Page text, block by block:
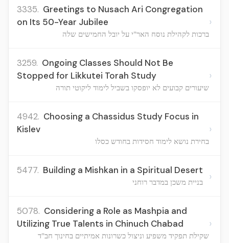
3335. Greetings to Nusach Ari Congregation
on Its 50-Year Jubilee
ברכות לקהילת נוסח האר"י על יובל החמישים שלה
›
3259. Ongoing Classes Should Not Be
Stopped for Likkutei Torah Study
שיעורים קבועים לא יופסקו בשביל לימוד ליקוטי תורה
›
4942. Choosing a Chassidus Study Focus in
Kislev
בחירת נושא לימוד חסידות בחודש כסלו
›
5477. Building a Mishkan in a Spiritual Desert
בניית משכן במדבר רוחני ›
5078. Considering a Role as Mashpia and
Utilizing True Talents in Chinuch Chabad
שקילת תפקיד משפיע וניצול כשרונות אמיתיים בחינוך חב"ד
›